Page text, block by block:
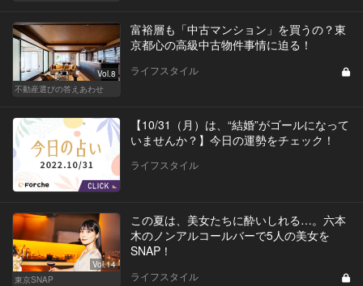
Vol.8
不動産選びの答えあわせ
富裕層も「中古マンション」を買うの？東
京都心の高級中古物件事情に迫る！
ライフスタイル
【10/31（月）は、“結婚”がゴールになって
いませんか？】今日の運勢をチェック！
ライフスタイル
Vol.14
東京SNAP
この夏は、美女たちに酔いしれる…。六本
木のノンアルコールバーで5人の美女を
SNAP！
ライフスタイル